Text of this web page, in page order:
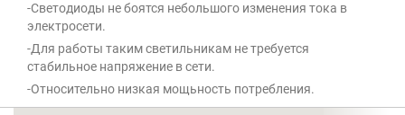
-Светодиоды не боятся небольшого изменения тока в
электросети.
-Для работы таким светильникам не требуется
стабильное напряжение в сети.
-Относительно низкая мощьность потребления.